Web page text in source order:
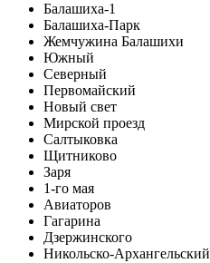
Балашиха-1
Балашиха-Парк
Жемчужина Балашихи
Южный
Северный
Первомайский
Новый свет
Мирской проезд
Салтыковка
Щитниково
Заря
1-го мая
Авиаторов
Гагарина
Дзержинского
Никольско-Архангельский